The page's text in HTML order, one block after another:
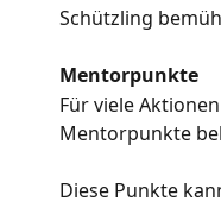
Schützling
Mentorpunkte
Für viele
Mentorpunkte
Diese Punkte